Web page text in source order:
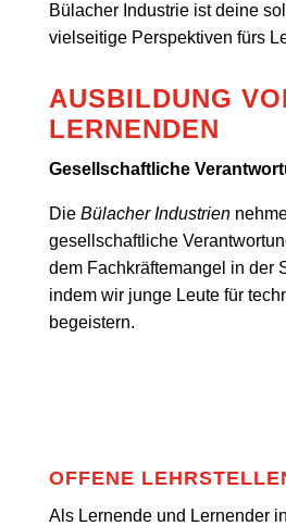
Bülacher Industrie ist deine
vielseitige Perspektiven fürs
AUSBILDUNG
LERNENDEN
Gesellschaftliche
Die Bülacher Industrien
gesellschaftliche
dem Fachkräftemangel in der
indem wir junge Leute für
begeistern.
OFFENE
Als Lernende und Lernender